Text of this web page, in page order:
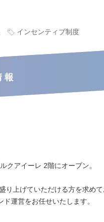
インセンティブ制度
報
クアイーレ 2階にオープン。
り上げていただける方を求め
運営をお任せいたします。